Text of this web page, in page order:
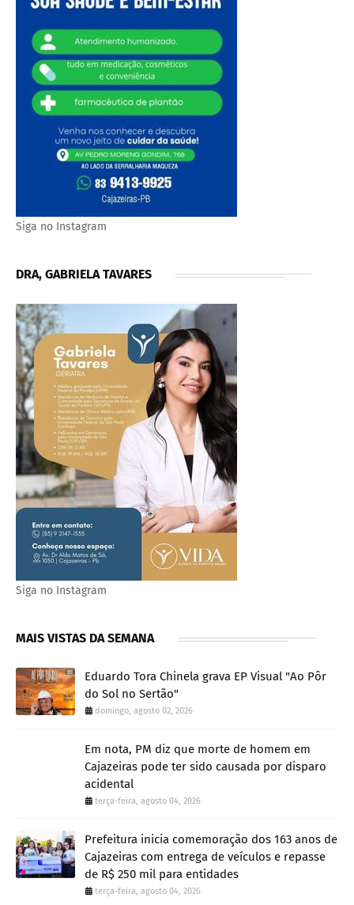
Siga no Instagram
DRA, GABRIELA TAVARES
Siga no Instagram
MAIS VISTAS DA SEMANA
Eduardo Tora Chinela grava EP Visual "Ao Pôr
do Sol no Sertão"
domingo, agosto 02, 2026
Em nota, PM diz que morte de homem em
Cajazeiras pode ter sido causada por disparo
acidental
terça-feira, agosto 04, 2026
Prefeitura inicia comemoração dos 163 anos de
Cajazeiras com entrega de veículos e repasse
de R$ 250 mil para entidades
terça-feira, agosto 04, 2026